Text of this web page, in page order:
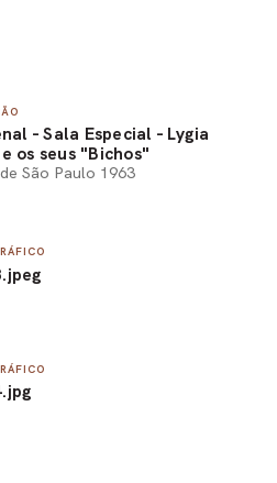
- Sala Especial - Lygia
os seus "Bichos"
São Paulo 1963